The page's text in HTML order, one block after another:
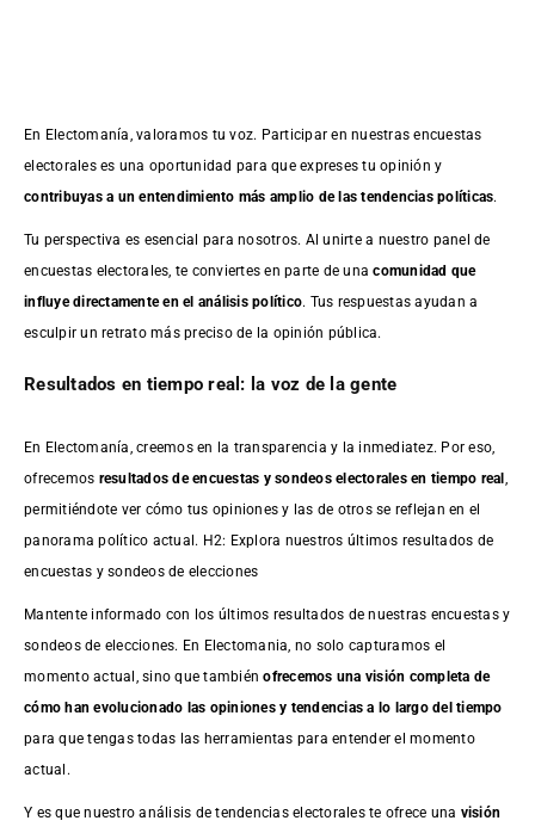
En Electomanía, valoramos tu voz. Participar en nuestras encuestas
electorales es una oportunidad para que expreses tu opinión y
contribuyas a un entendimiento más amplio de las tendencias políticas.
Tu perspectiva es esencial para nosotros. Al unirte a nuestro panel de
encuestas electorales, te conviertes en parte de unacomunidad que
influye directamente en el análisis político. Tus respuestas ayudan a
esculpir un retrato más preciso de la opinión pública.
Resultados en tiempo real: la voz de la gente
En Electomanía, creemos en la transparencia y la inmediatez. Por eso,
ofrecemos resultados deencuestas y sondeos electorales en tiempo real
permitiéndote ver cómo tus opiniones y las de otros se reflejan en el
panorama político actual. H2: Explora nuestros últimos resultados de
encuestas y sondeos de elecciones
Mantente informado con los últimos resultados de nuestras encuestasy
sondeos de elecciones. En Electomania, no solo capturamos el
momento actual, sino que tambiénofrecemos una visión completa de
cómo han evolucionado las opiniones y tendencias a lo largo del tiempo
para que tengas todas las herramientas para entender el momento
actual.
Y es que nuestro análisis de tendencias electorales te ofrece una visión